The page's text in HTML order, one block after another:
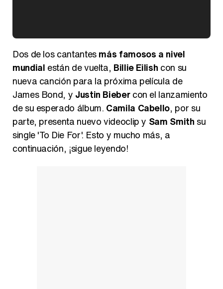
Dos de los cantantesmás famosos a nivel
mundial están de vuelta, Billie Eilish con su
nueva canción para la próxima película de
James Bond, y Justin Biebercon el lanzamiento
de su esperado álbum. Camila Cabello, por su
parte, presenta nuevo videoclip y Sam Smith su
single 'To Die For'. Esto y mucho más, a
continuación, ¡sigue leyendo!